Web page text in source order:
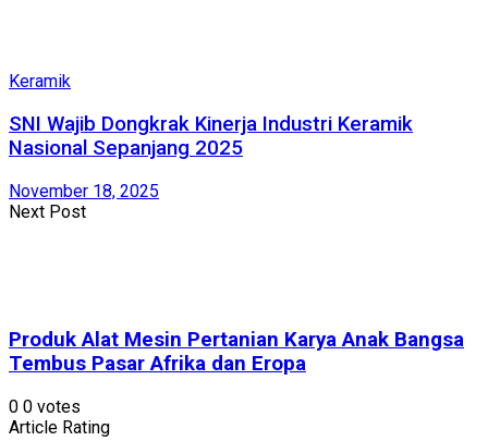
Keramik
SNI Wajib Dongkrak Kinerja Industri Keramik
Nasional Sepanjang 2025
November 18, 2025
Next Post
Produk Alat Mesin Pertanian Karya Anak Bangsa
Tembus Pasar Afrika dan Eropa
0 0 votes
Article Rating